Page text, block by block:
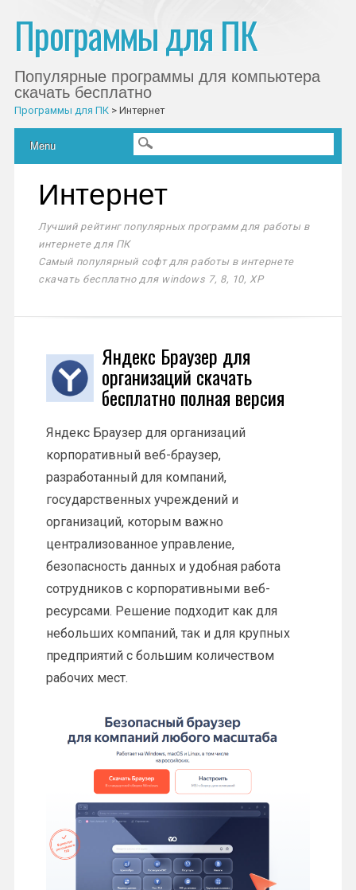
Программы для ПК
Популярные программы для компьютера
скачать бесплатно
Программы для ПК> Интернет
Главное меню
Skip to content
Menu
Интернет
Лучший рейтинг популярных программ для работы в
интернете для ПК
Самый популярный софт для работы в интернете
скачать бесплатно для windows 7, 8, 10, XP
Яндекс Браузер для
организаций скачать
бесплатно полная версия
Яндекс Браузер для организаций
корпоративный веб-браузер,
разработанный для компаний,
государственных учреждений и
организаций, которым важно
централизованное управление,
безопасность данных и удобная работа
сотрудников с корпоративными веб-
ресурсами. Решение подходит как для
небольших компаний, так и для крупных
предприятий с большим количеством
рабочих мест.